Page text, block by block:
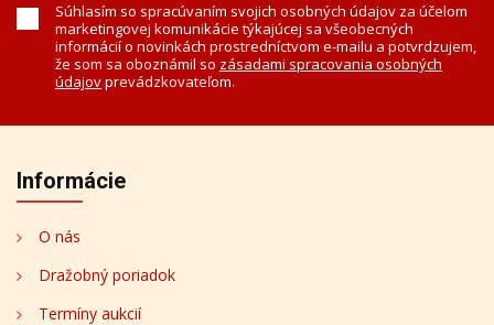
Súhlasím so spracúvaním svojich osobných údajov za účelom
marketingovej komunikácie týkajúcej sa všeobecných
informácií o novinkách prostredníctvom e-mailu a potvrdzujem,
že som sa oboznámil so zásadami spracovania osobných
údajovprevádzkovateľom.
Informácie
O nás
Dražobný poriadok
Termíny aukcií